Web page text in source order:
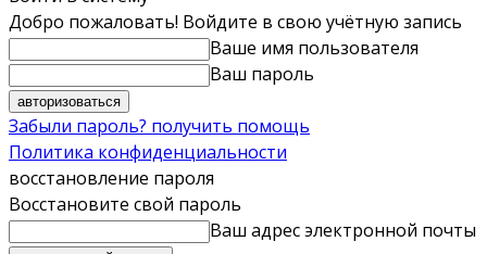
Добро пожаловать! Войдите в свою учётную запись
Ваше имя пользователя
Ваш пароль
Забыли пароль? получить помощь
Политика конфиденциальности
восстановление пароля
Восстановите свой пароль
Ваш адрес электронной почты